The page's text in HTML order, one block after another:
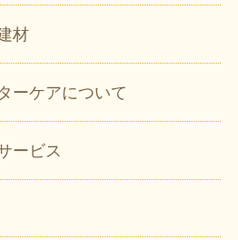
材
ーケアについて
ービス